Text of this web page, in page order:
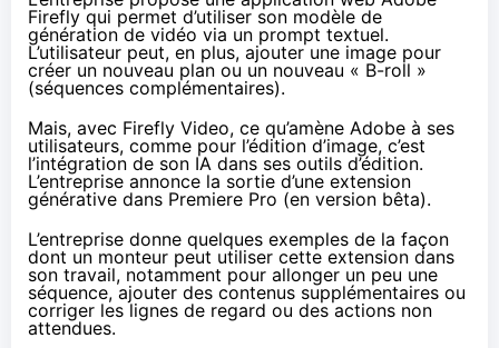
Fireflyqui permet d’utiliser son modèle de
génération de vidéo via un prompt textuel.
L’utilisateur peut, en plus, ajouter une image pour
créer un nouveau plan ou un nouveau « B-roll »
(séquences complémentaires).
Mais, avec Firefly Video, ce qu’amène Adobe à ses
utilisateurs, comme pour l’édition d’image, c’est
l’intégration de son IA dans ses outils d’édition.
L’entreprise annonce la sortie d’une extension
générative dans Premiere Pro (en version bêta).
L’entreprise donne quelques exemples de la façon
dont un monteur peut utiliser cette extension dans
son travail, notamment pour allonger un peu une
séquence, ajouter des contenus supplémentaires ou
corriger les lignes de regard ou des actions non
attendues.